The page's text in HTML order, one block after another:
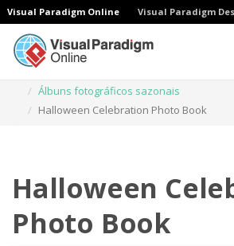
Visual Paradigm Online Visual Paradigm
Álbuns fotográficos sazonais
Halloween Celebration Photo Book
Halloween
Photo Book